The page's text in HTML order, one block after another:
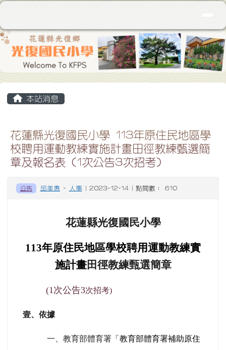
跳至主內容區
花蓮縣立光復國民小學
導覽列
本站消息
花蓮縣光復國民小學 113年原住民地區學
校聘用運動教練實施計畫田徑教練甄選簡
章及報名表 (1次公告3次招考)
公告 邱美惠 - 人事| 2023-12-14 | 點閱數： 610
花蓮縣光復國民小學
113年原住民地區學校聘用運動教練實
施計畫田徑教練甄選簡章
(1次公告3次招考)
壹、依據
一、教育部體育署 「教育部體育署補助原住